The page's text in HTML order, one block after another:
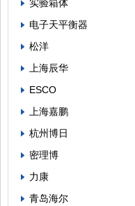
实验箱体
电子天平衡器
松洋
上海辰华
ESCO
上海嘉鹏
杭州博日
密理博
力康
青岛海尔